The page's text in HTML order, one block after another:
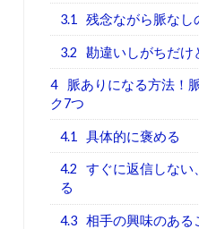
3.1 残念ながら脈なし
3.2 勘違いしがちだけ
4
脈ありになる方法！
ク7つ
4.1 具体的に褒める
4.2
すぐに返信しない
る
4.3
相手の興味のある